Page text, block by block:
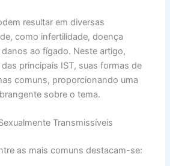
resultar em diversas
como infertilidade, doença
ao fígado. Neste artigo,
principais IST, suas formas de
comuns, proporcionando uma
sobre o tema.
Transmissíveis
as mais comuns destacam-se: